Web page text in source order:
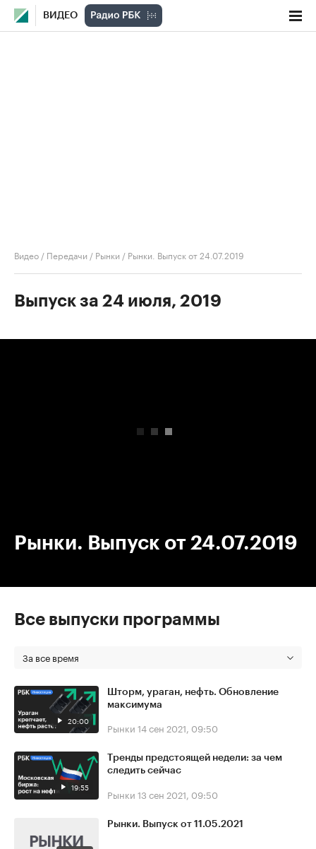
ВИДЕО
Видео / Передачи / Рынки / Рынки. Выпуск от 24.07.2019
Выпуск за 24 июля, 2019
Рынки. Выпуск от 24.07.2019
Все выпуски программы
За все время
20:00
Шторм, ураган, нефть. Обновление
максимума
Рынки 14 сен 2021, 09:50
19:55
Тренды предстоящей недели: за чем
следить сейчас
Рынки 13 сен 2021, 09:50
Рынки. Выпуск от 11.05.2021